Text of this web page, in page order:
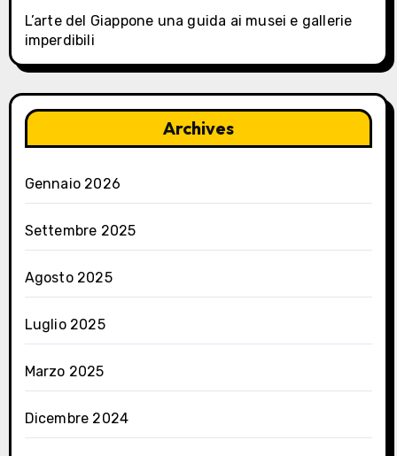
L’arte del Giappone una guida ai musei e gallerie
imperdibili
Archives
Gennaio 2026
Settembre 2025
Agosto 2025
Luglio 2025
Marzo 2025
Dicembre 2024